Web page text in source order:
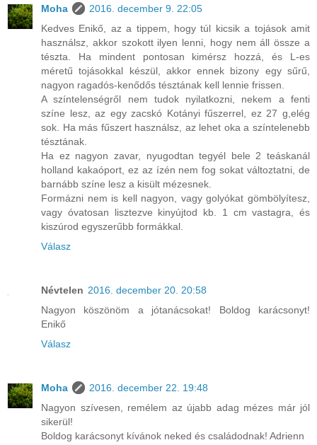
Moha
2016. december 9. 22:05
Kedves Enikő, az a tippem, hogy túl kicsik a tojások amit
használsz, akkor szokott ilyen lenni, hogy nem áll össze a
tészta. Ha mindent pontosan kimérsz hozzá, és L-es
méretű tojásokkal készül, akkor ennek bizony egy sűrű,
nagyon ragadós-kenődős tésztának kell lennie frissen.
A színtelenségről nem tudok nyilatkozni, nekem a fenti
színe lesz, az egy zacskó Kotányi fűszerrel, ez 27 g,elég
sok. Ha más fűszert használsz, az lehet oka a színtelenebb
tésztának.
Ha ez nagyon zavar, nyugodtan tegyél bele 2 teáskanál
holland kakaóport, ez az ízén nem fog sokat változtatni, de
barnább színe lesz a kisült mézesnek.
Formázni nem is kell nagyon, vagy golyókat gömbölyítesz,
vagy óvatosan lisztezve kinyújtod kb. 1 cm vastagra, és
kiszúrod egyszerűbb formákkal.
Válasz
Névtelen 2016. december 20. 20:58
Nagyon köszönöm a jótanácsokat! Boldog karácsonyt!
Enikő
Válasz
Moha
2016. december 22. 19:48
Nagyon szívesen, remélem az újabb adag mézes már jól
sikerül!
Boldog karácsonyt kívánok neked és családodnak! Adrienn